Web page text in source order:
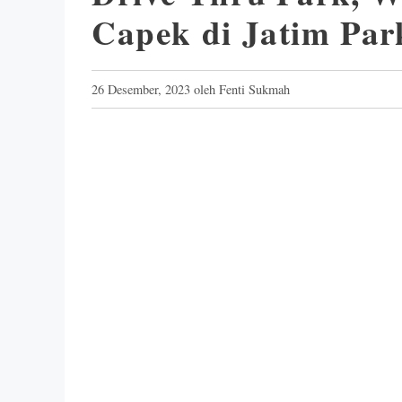
Capek di Jatim
26 Desember, 2023 oleh Fenti Sukmah